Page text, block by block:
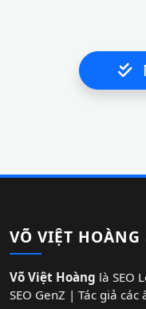
VÕ VIỆT HOÀNG
Võ Việt Hoàng là SEO
SEO GenZ | Tác giả các